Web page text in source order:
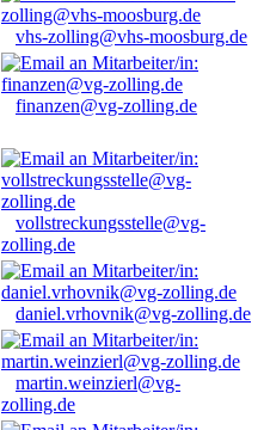
vhs-zolling@vhs-moosburg.de
finanzen@vg-zolling.de
vollstreckungsstelle@vg-
zolling.de
daniel.vrhovnik@vg-zolling.de
martin.weinzierl@vg-
zolling.de